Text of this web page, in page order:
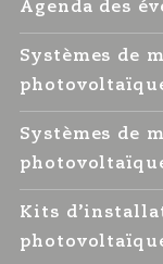
Agenda des
Systèmes de
Systèmes de
Kits